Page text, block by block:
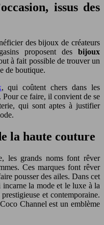
issus des
des bijoux de créateurs
proposent des bijoux
à fait possible de trouver un
de boutique.
, qui coûtent chers dans les
Pour ce faire, il convient de se
qui sont aptes à justifier
la haute couture
les grands noms font rêver
Ces marques font rêver
pousser des ailes. Dans cet
la mode et le luxe à la
et contemporaine.
Channel est un emblème